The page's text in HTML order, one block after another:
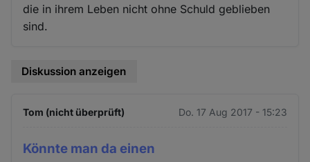
die in ihrem Leben nicht ohne Schuld geblieben
sind.
Diskussion anzeigen
Tom (nicht überprüft) Do. 17 Aug 2017 - 15:23
Könnte man da einen